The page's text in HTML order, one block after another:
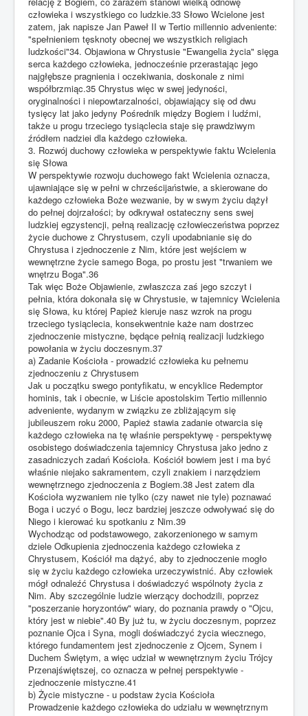
człowieka i wszystkiego co ludzkie.33 Słowo Wcielone jest
zatem, jak napisze Jan Paweł II w Tertio millennio adveniente:
"spełnieniem tęsknoty obecnej we wszystkich religiach
ludzkości"34. Objawiona w Chrystusie "Ewangelia życia" sięga
serca każdego człowieka, jednocześnie przerastając jego
najgłębsze pragnienia i oczekiwania, doskonale z nimi
współbrzmiąc.35 Chrystus więc w swej jedyności,
oryginalności i niepowtarzalności, objawiający się od dwu
tysięcy lat jako jedyny Pośrednik między Bogiem i ludźmi,
także u progu trzeciego tysiąclecia staje się prawdziwym
źródłem nadziei dla każdego człowieka.
3. Rozwój duchowy człowieka w perspektywie faktu Wcielenia
się Słowa
W perspektywie rozwoju duchowego fakt Wcielenia oznacza,
ujawniające się w pełni w chrześcijaństwie, a skierowane do
każdego człowieka Boże wezwanie, by w swym życiu dążył
do pełnej dojrzałości; by odkrywał ostateczny sens swej
ludzkiej egzystencji, pełną realizację człowieczeństwa poprzez
życie duchowe z Chrystusem, czyli upodabnianie się do
Chrystusa i zjednoczenie z Nim, które jest wejściem w
wewnętrzne życie samego Boga, po prostu jest "trwaniem we
wnętrzu Boga".36
Tak więc Boże Objawienie, zwłaszcza zaś jego szczyt i
pełnia, która dokonała się w Chrystusie, w tajemnicy Wcielenia
się Słowa, ku której Papież kieruje nasz wzrok na progu
trzeciego tysiąclecia, konsekwentnie każe nam dostrzec
zjednoczenie mistyczne, będące pełnią realizacji ludzkiego
powołania w życiu doczesnym.37
a) Zadanie Kościoła - prowadzić człowieka ku pełnemu
zjednoczeniu z Chrystusem
Jak u początku swego pontyfikatu, w encyklice Redemptor
hominis, tak i obecnie, w Liście apostolskim Tertio millennio
adveniente, wydanym w związku ze zbliżającym się
jubileuszem roku 2000, Papież stawia zadanie otwarcia się
każdego człowieka na tę właśnie perspektywę - perspektywę
osobistego doświadczenia tajemnicy Chrystusa jako jedno z
zasadniczych zadań Kościoła. Kościół bowiem jest i ma być
właśnie niejako sakramentem, czyli znakiem i narzędziem
wewnętrznego zjednoczenia z Bogiem.38 Jest zatem dla
Kościoła wyzwaniem nie tylko (czy nawet nie tyle) poznawać
Boga i uczyć o Bogu, lecz bardziej jeszcze odwoływać się do
Niego i kierować ku spotkaniu z Nim.39
Wychodząc od podstawowego, zakorzenionego w samym
dziele Odkupienia zjednoczenia każdego człowieka z
Chrystusem, Kościół ma dążyć, aby to zjednoczenie mogło
się w życiu każdego człowieka urzeczywistnić. Aby człowiek
mógł odnaleźć Chrystusa i doświadczyć wspólnoty życia z
Nim. Aby szczególnie ludzie wierzący dochodzili, poprzez
"poszerzanie horyzontów" wiary, do poznania prawdy o "Ojcu,
który jest w niebie".40 By już tu, w życiu doczesnym, poprzez
poznanie Ojca i Syna, mogli doświadczyć życia wiecznego,
którego fundamentem jest zjednoczenie z Ojcem, Synem i
Duchem Świętym, a więc udział w wewnętrznym życiu Trójcy
Przenajświętszej, co oznacza w pełnej perspektywie -
zjednoczenie mistyczne.41
b) Życie mistyczne - u podstaw życia Kościoła
Prowadzenie każdego człowieka do udziału w wewnętrznym